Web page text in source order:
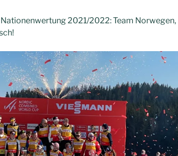
2021/2022: Team Norwegen,